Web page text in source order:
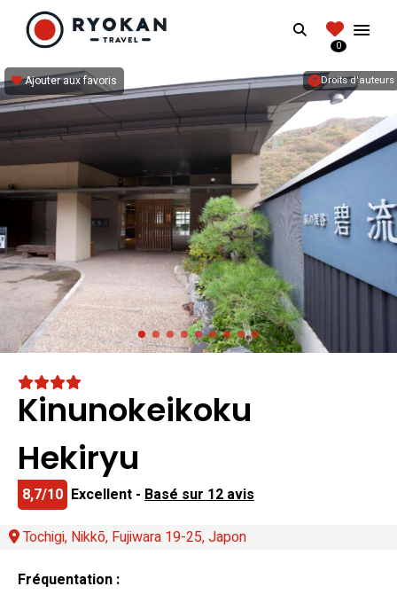
RYOKANTRAVEL
Search
0
Droits d'auteurs
Ajouter aux favoris
Kinunokeikoku
Hekiryu
8,7/10 Excellent - Basé sur 12 avis
Tochigi, Nikkō, Fujiwara 19-25, Japon
Fréquentation :